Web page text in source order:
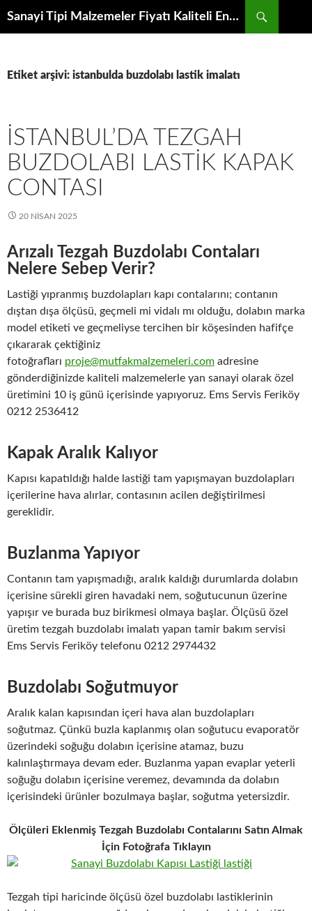
Sanayi Tipi Malzemeler Fiyatı Kaliteli Endüstriyel Ekipman Modeli Toptancısından Mutfak Makineleri İmalatçıları Fabrikasından Satış Proje Parçası
Etiket arşivi: istanbulda buzdolabı lastik imalatı
İSTANBUL’DA TEZGAH
BUZDOLABI LASTIK KAPAK
CONTASI
20 NISAN 2025
Arızalı Tezgah Buzdolabı Contaları
Nelere Sebep Verir?
Lastiği yıpranmış buzdolapları kapı contalarını; contanın
dıştan dışa ölçüsü, geçmeli mi vidalı mı olduğu, dolabın marka
model etiketi ve geçmeliyse tercihen bir köşesinden hafifçe
çıkararak çektiğiniz
fotoğrafları proje@mutfakmalzemeleri.com adresine
gönderdiğinizde kaliteli malzemelerle yan sanayi olarak özel
üretimini 10 iş günü içerisinde yapıyoruz. Ems Servis Feriköy
0212 2536412
Kapak Aralık Kalıyor
Kapısı kapatıldığı halde lastiği tam yapışmayan buzdolapları
içerilerine hava alırlar, contasının acilen değiştirilmesi
gereklidir.
Buzlanma Yapıyor
Contanın tam yapışmadığı, aralık kaldığı durumlarda dolabın
içerisine sürekli giren havadaki nem, soğutucunun üzerine
yapışır ve burada buz birikmesi olmaya başlar. Ölçüsü özel
üretim tezgah buzdolabı imalatı yapan tamir bakım servisi
Ems Servis Feriköy telefonu 0212 2974432
Buzdolabı Soğutmuyor
Aralık kalan kapısından içeri hava alan buzdolapları
soğutmaz. Çünkü buzla kaplanmış olan soğutucu evaporatör
üzerindeki soğuğu dolabın içerisine atamaz, buzu
kalınlaştırmaya devam eder. Buzlanma yapan evaplar yeterli
soğuğu dolabın içerisine veremez, devamında da dolabın
içerisindeki ürünler bozulmaya başlar, soğutma yetersizdir.
Ölçüleri Eklenmiş Tezgah Buzdolabı Contalarını Satın Almak
İçin Fotoğrafa Tıklayın
Tezgah tipi haricinde ölçüsü özel buzdolabı lastiklerinin